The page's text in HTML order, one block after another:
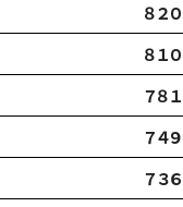
８２０
８１０
７８１
７４９
７３６